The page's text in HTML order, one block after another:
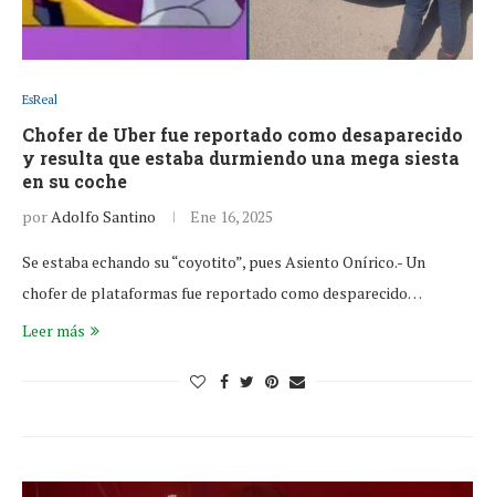
EsReal
Chofer de Uber fue reportado como desaparecido
y resulta que estaba durmiendo una mega siesta
en su coche
porAdolfo Santino Ene 16, 2025
Se estaba echando su “coyotito”, pues Asiento Onírico.- Un
chofer de plataformas fue reportado como desparecido…
Leer más